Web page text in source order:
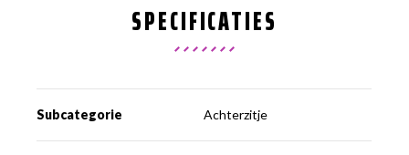
SPECIFICATIES
Subcategorie Achterzitje